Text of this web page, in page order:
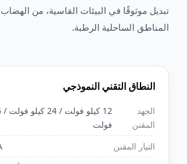
تبديل موثوقًا في البيئات القاسية، من
المناطق الساحلية الرطبة.
النطاق التقني النموذجي
الجهد
المقنن
فولت
التيار المقنن